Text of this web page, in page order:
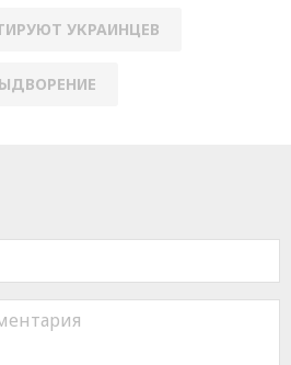
УКРАИНЦЕВ